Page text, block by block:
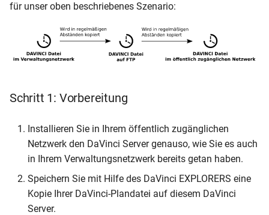
für unser oben beschriebenes Szenario:
Schritt 1: Vorbereitung
Installieren Sie in Ihrem öffentlich zugänglichen
Netzwerk den DaVinci Server genauso, wie Sie es auch
in Ihrem Verwaltungsnetzwerk bereits getan haben.
Speichern Sie mit Hilfe des DaVinci EXPLORERS eine
Kopie Ihrer DaVinci-Plandatei auf diesem DaVinci
Server.